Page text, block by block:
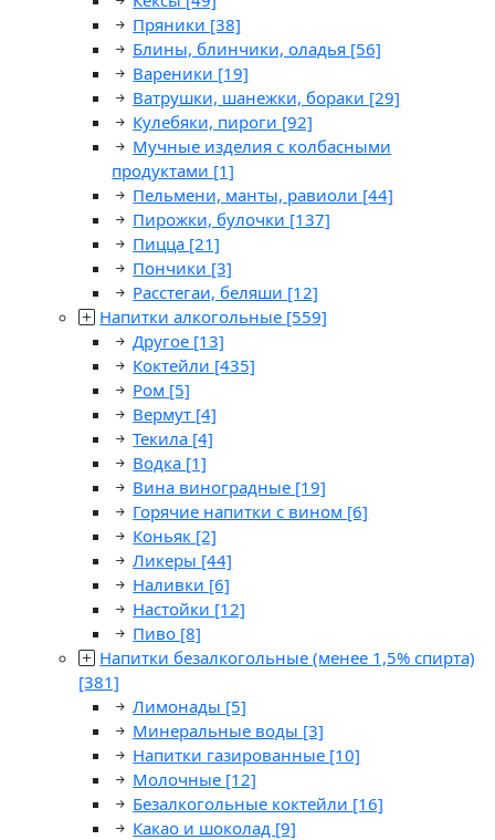
Пряники [38]
Блины, блинчики, оладья [56]
Вареники [19]
Ватрушки, шанежки, бораки [29]
Кулебяки, пироги [92]
Мучные изделия с колбасными
продуктами [1]
Пельмени, манты, равиоли [44]
Пирожки, булочки [137]
Пицца [21]
Пончики [3]
Расстегаи, беляши [12]
Напитки алкогольные [559]
Другое [13]
Коктейли [435]
Ром [5]
Вермут [4]
Текила [4]
Водка [1]
Вина виноградные [19]
Горячие напитки с вином [6]
Коньяк [2]
Ликеры [44]
Наливки [6]
Настойки [12]
Пиво [8]
Напитки безалкогольные (менее 1,5% спирта)
[381]
Лимонады [5]
Минеральные воды [3]
Напитки газированные [10]
Молочные [12]
Безалкогольные коктейли [16]
Какао и шоколад [9]